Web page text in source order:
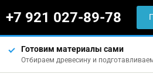
+7 921 027-89-78
Готовим материалы сами
Отбираем древесину и